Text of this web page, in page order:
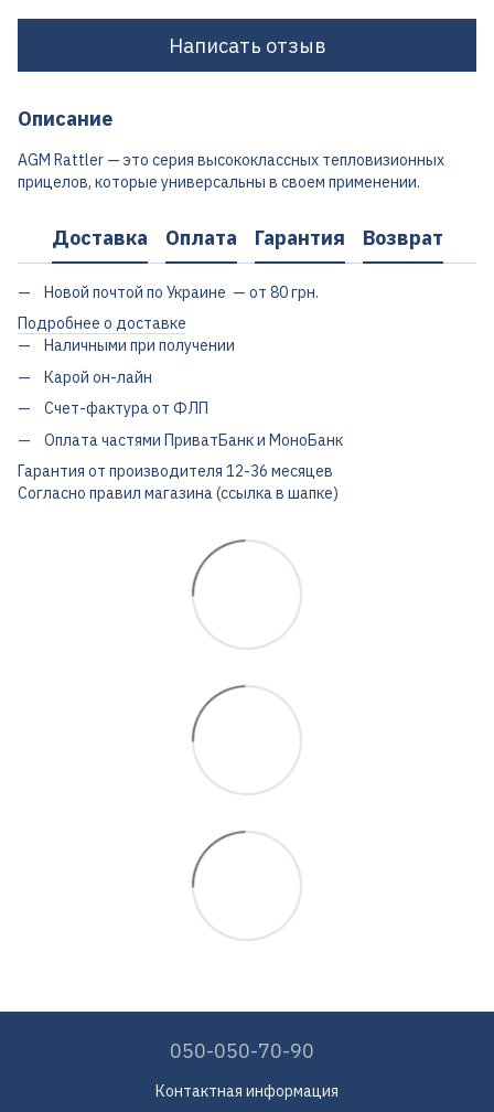
Написать отзыв
Описание
AGM Rattler — это серия высококлассных тепловизионных
прицелов, которые универсальны в своем применении.
Доставка Оплата Гарантия Возврат
Новой почтой по Украине — от 80 грн.
Подробнее о доставке
Наличными при получении
Карой он-лайн
Счет-фактура от ФЛП
Оплата частями ПриватБанк и МоноБанк
Гарантия от производителя 12-36 месяцев
Согласно правил магазина (ссылка в шапке)
050-050-70-90
Контактная информация